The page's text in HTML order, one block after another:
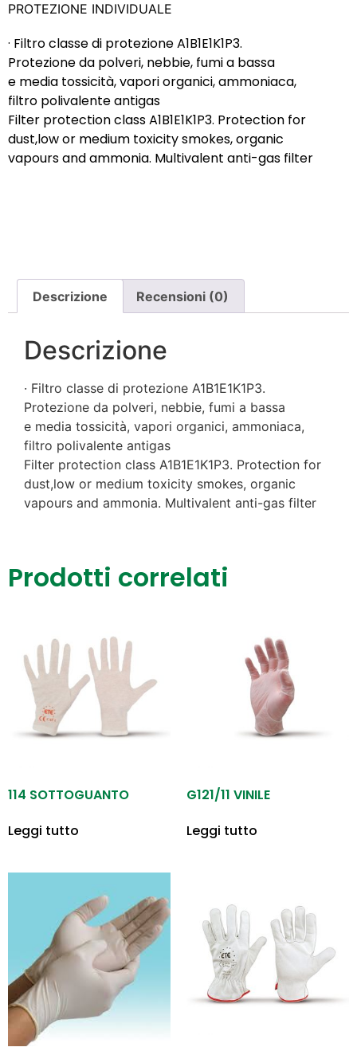
PROTEZIONE INDIVIDUALE
· Filtro classe di protezione A1B1E1K1P3.
Protezione da polveri, nebbie, fumi a bassa
e media tossicità, vapori organici, ammoniaca,
filtro polivalente antigas
Filter protection class A1B1E1K1P3. Protection for
dust,low or medium toxicity smokes, organic
vapours and ammonia. Multivalent anti-gas filter
Descrizione Recensioni (0)
Descrizione
· Filtro classe di protezione A1B1E1K1P3.
Protezione da polveri, nebbie, fumi a bassa
e media tossicità, vapori organici, ammoniaca,
filtro polivalente antigas
Filter protection class A1B1E1K1P3. Protection for
dust,low or medium toxicity smokes, organic
vapours and ammonia. Multivalent anti-gas filter
Prodotti correlati
114 SOTTOGUANTO
Leggi tutto
G121/11 VINILE
Leggi tutto